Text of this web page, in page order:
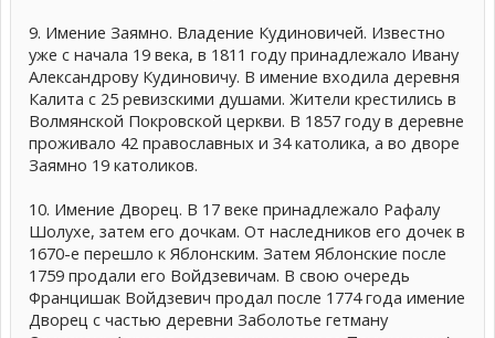
9. Имение Заямно. Владение Кудиновичей. Известно
уже с начала 19 века, в 1811 году принадлежало Ивану
Александрову Кудиновичу. В имение входила деревня
Калита с 25 ревизскими душами. Жители крестились в
Волмянской Покровской церкви. В 1857 году в деревне
проживало 42 православных и 34 католика, а во дворе
Заямно 19 католиков.
10. Имение Дворец. В 17 веке принадлежало Рафалу
Шолухе, затем его дочкам. От наследников его дочек в
1670-е перешло к Яблонским. Затем Яблонские после
1759 продали его Войдзевичам. В свою очередь
Францишак Войдзевич продал после 1774 года имение
Дворец с частью деревни Заболотье гетману